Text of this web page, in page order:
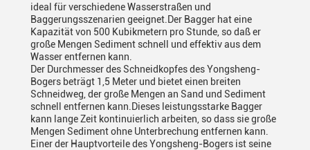
ideal für verschiedene Wasserstraßen und
Baggerungsszenarien geeignet.Der Bagger hat eine
Kapazität von 500 Kubikmetern pro Stunde, so daß er
große Mengen Sediment schnell und effektiv aus dem
Wasser entfernen kann.
Der Durchmesser des Schneidkopfes des Yongsheng-
Bogers beträgt 1,5 Meter und bietet einen breiten
Schneidweg, der große Mengen an Sand und Sediment
schnell entfernen kann.Dieses leistungsstarke Bagger
kann lange Zeit kontinuierlich arbeiten, so dass sie große
Mengen Sediment ohne Unterbrechung entfernen kann.
Einer der Hauptvorteile des Yongsheng-Bogers ist seine